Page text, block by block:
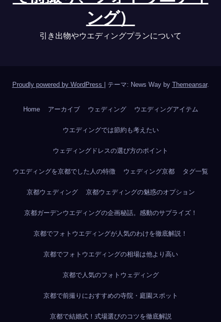
ング）
引き出物やウエディングプランについて
Proudly powered by WordPress テーマ: News Way by Themeansar.
Home アーカイブ ウェディング ウエディングアイテム
ウエディングでは節約も考えたい
ウェディングドレスの選び方のポイント
ウエディングを京都でした人の特徴 ウェディング京都 タグ一覧
京都ウェディング 京都ウェディングの魅惑のオプション
京都ガーデンウエディングの企画秘話。感動のサプライズ！
京都でフォトウエディングが人気のわけを徹底解説！
京都でフォトウエディングの相場は他より高い
京都で人気のフォトウェディング
京都で前撮りにおすすめの寺院・庭園スポット
京都で結婚式！式場選びのコツを徹底解説